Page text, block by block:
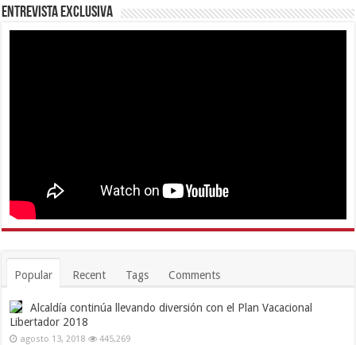
Entrevista Exclusiva
Popular Recent Tags Comments
Alcaldía continúa llevando diversión con el Plan Vacacional
Libertador 2018
agosto 13, 2018 445,269